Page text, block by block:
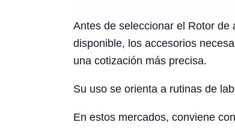
Antes de seleccionar el Rotor
disponible, los accesorios
una cotización más precisa.
Su uso se orienta a rutinas de
En estos mercados, conviene